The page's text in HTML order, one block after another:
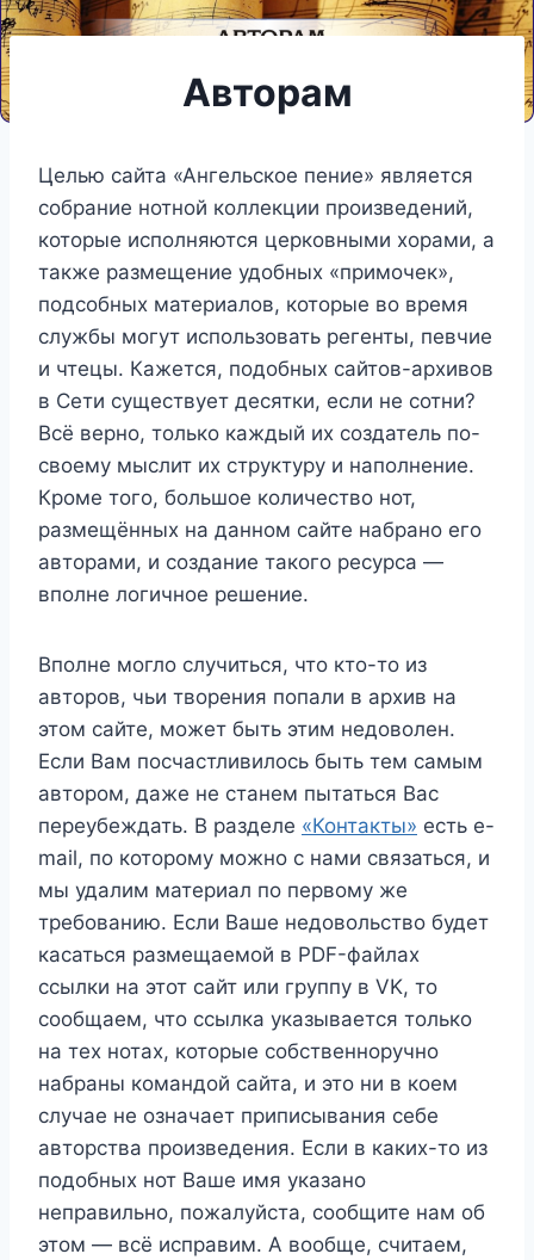
Авторам
Целью сайта «Ангельское пение» является
собрание нотной коллекции произведений,
которые исполняются церковными хорами, а
также размещение удобных «примочек»,
подсобных материалов, которые во время
службы могут использовать регенты, певчие
и чтецы. Кажется, подобных сайтов-архивов
в Сети существует десятки, если не сотни?
Всё верно, только каждый их создатель по-
своему мыслит их структуру и наполнение.
Кроме того, большое количество нот,
размещённых на данном сайте набрано его
авторами, и создание такого ресурса —
вполне логичное решение.
Вполне могло случиться, что кто-то из
авторов, чьи творения попали в архив на
этом сайте, может быть этим недоволен.
Если Вам посчастливилось быть тем самым
автором, даже не станем пытаться Вас
переубеждать. В разделе «Контакты» есть e-
mail, по которому можно с нами связаться, и
мы удалим материал по первому же
требованию. Если Ваше недовольство будет
касаться размещаемой в PDF-файлах
ссылки на этот сайт или группу в VK, то
сообщаем, что ссылка указывается только
на тех нотах, которые собственноручно
набраны командой сайта, и это ни в коем
случае не означает приписывания себе
авторства произведения. Если в каких-то из
подобных нот Ваше имя указано
неправильно, пожалуйста, сообщите нам об
этом — всё исправим. А вообще, считаем,